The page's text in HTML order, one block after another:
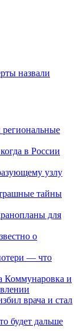
назвали
региональные
в России
узлу
тайны
для
о
— что
Коммунаровка и
врача и стал
будет дальше